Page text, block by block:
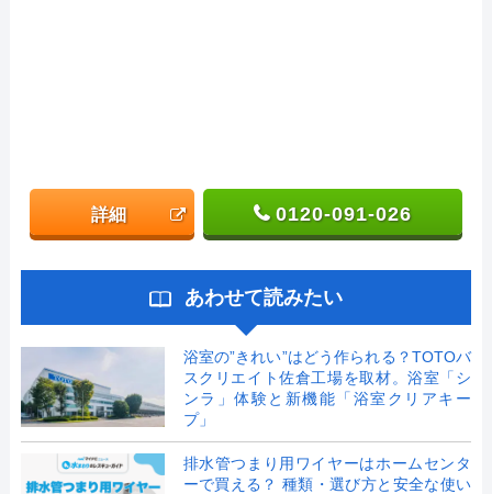
詳細 0120-091-026
あわせて読みたい
浴室の”きれい”はどう作られる？TOTOバ
スクリエイト佐倉工場を取材。浴室「シ
ンラ」体験と新機能「浴室クリアキー
プ」
排水管つまり用ワイヤーはホームセンタ
ーで買える？ 種類・選び方と安全な使い